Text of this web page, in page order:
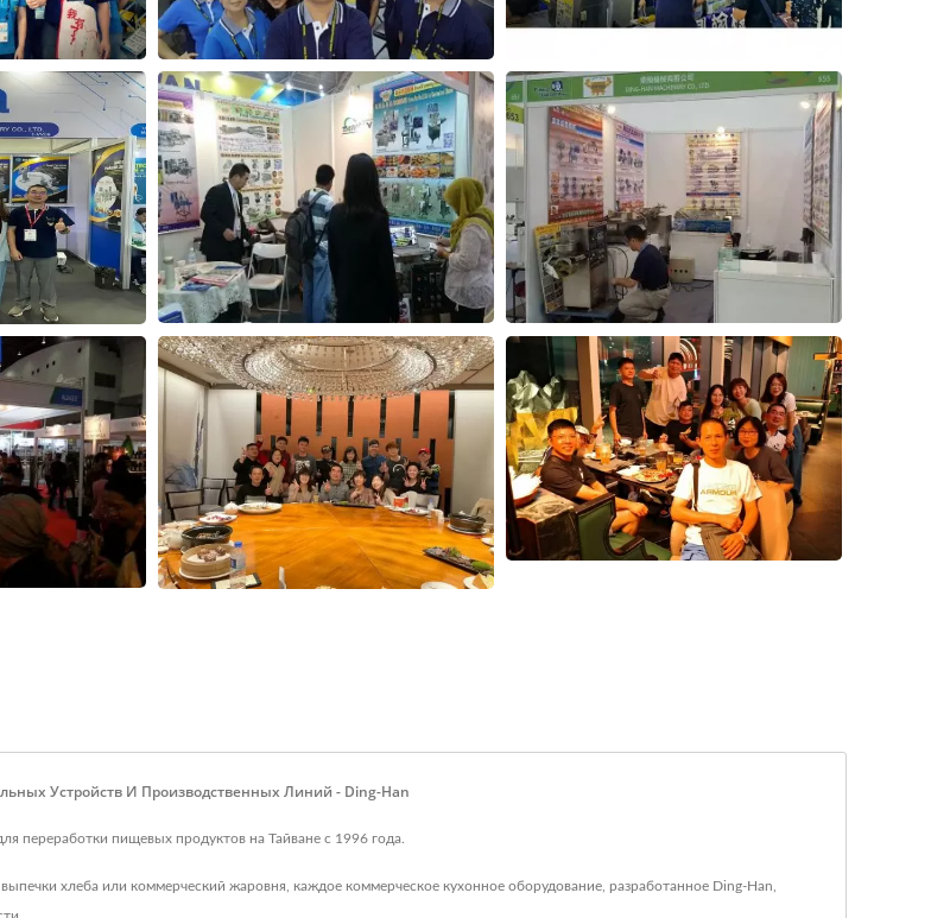
Устройств И Производственных Линий - Ding-Han
переработки пищевых продуктов на Тайване с 1996 года.
хлеба или коммерческий жаровня, каждое коммерческое кухонное оборудование, разработанное Ding-Han,